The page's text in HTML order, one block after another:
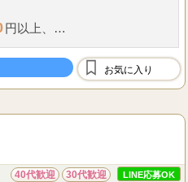
高70
%(スライド等の条件無
上も可能です!!
切掛かりません。